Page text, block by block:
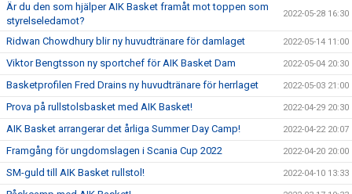
Är du den som hjälper AIK Basket framåt mot toppen som
styrelseledamot?
2022-05-28 16:30
Ridwan Chowdhury blir ny huvudtränare för damlaget 2022-05-14 11:00
Viktor Bengtsson ny sportchef för AIK Basket Dam 2022-05-04 20:30
Basketprofilen Fred Drains ny huvudtränare för herrlaget 2022-05-03 21:00
Prova på rullstolsbasket med AIK Basket! 2022-04-29 20:30
AIK Basket arrangerar det årliga Summer Day Camp! 2022-04-22 20:07
Framgång för ungdomslagen i Scania Cup 2022 2022-04-20 20:00
SM-guld till AIK Basket rullstol! 2022-04-10 13:33